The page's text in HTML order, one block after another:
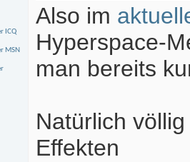
Also im
Hyperspace-
man bereits
Natürlich
Effekten